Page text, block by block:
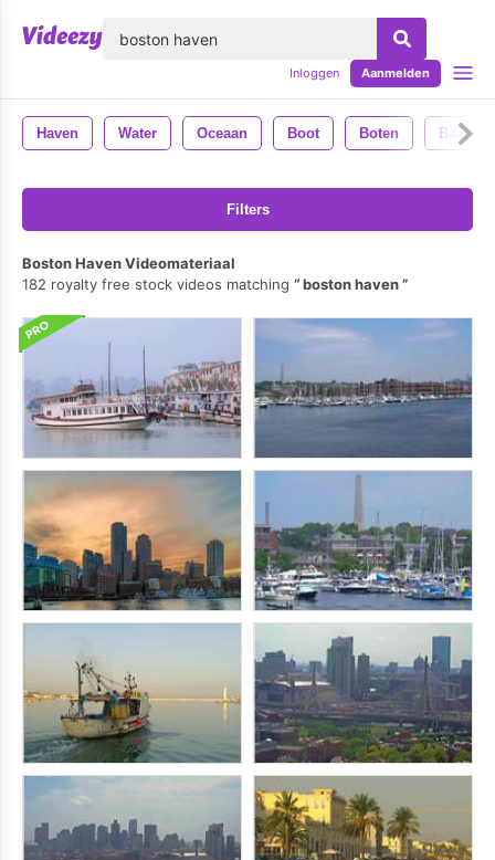
Inloggen Aanmelden
Haven Water Oceaan Boot Boten Baai
Filters
Boston Haven Videomateriaal
182 royalty free stock videos matching
boston haven